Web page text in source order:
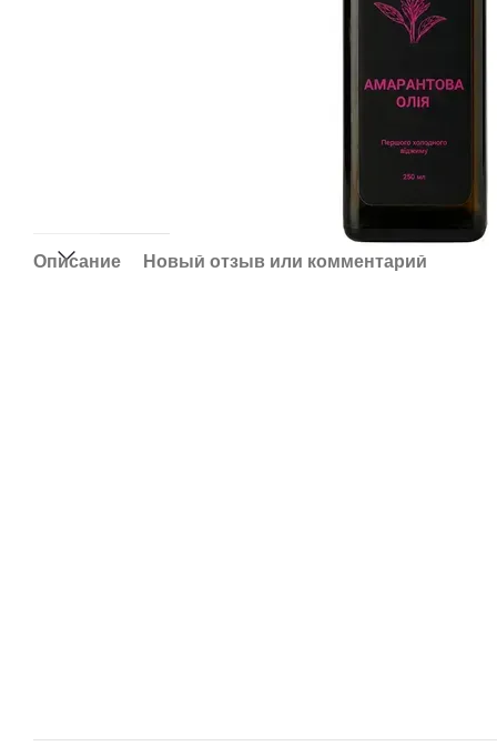
Описание Новый отзыв или комментарий